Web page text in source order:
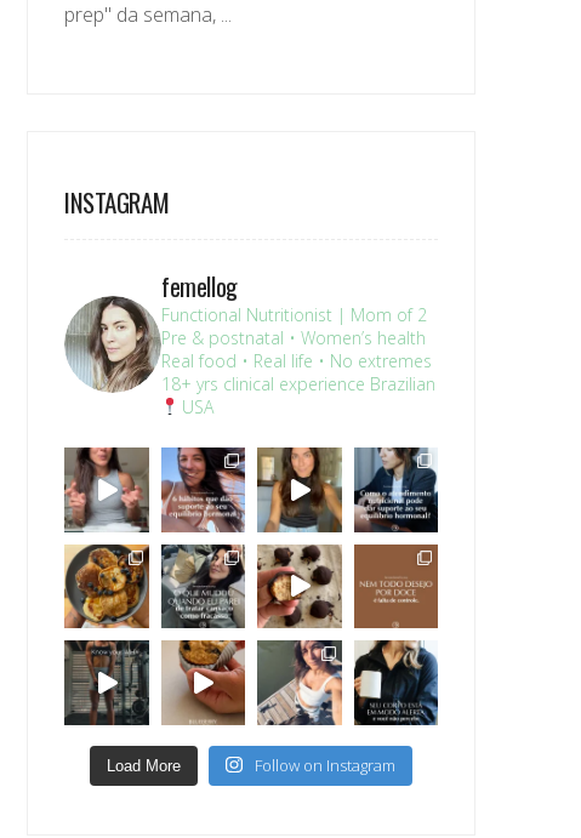
prep" da semana, ...
INSTAGRAM
femellog
Functional Nutritionist | Mom of 2
Pre & postnatal • Women’s health
Real food • Real life • No extremes
18+ yrs clinical experience Brazilian
USA
Load More Follow on Instagram